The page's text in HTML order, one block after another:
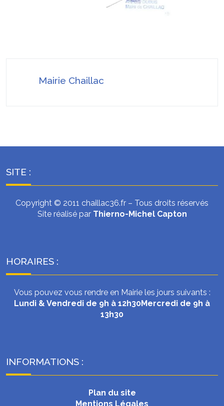
Mairie Chaillac
SITE :
Copyright © 2011 chaillac36.fr – Tous droits réservés
Site réalisé par Thierno-Michel Capton
HORAIRES :
Vous pouvez vous rendre en Mairie les jours suivants :
Lundi & Vendredi de 9h à 12h30Mercredi de 9h à
13h30
INFORMATIONS :
Plan du site
Mentions Légales